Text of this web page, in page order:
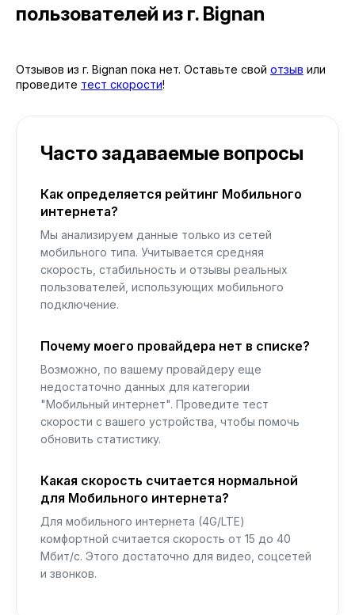
пользователей из г. Bignan
Отзывов из г. Bignan пока нет. Оставьте свой отзыв или
проведите тест скорости!
Часто задаваемые вопросы
Как определяется рейтинг Мобильного
интернета?
Мы анализируем данные только из сетей
мобильного типа. Учитывается средняя
скорость, стабильность и отзывы реальных
пользователей, использующих мобильного
подключение.
Почему моего провайдера нет в списке?
Возможно, по вашему провайдеру еще
недостаточно данных для категории
"Мобильный интернет". Проведите тест
скорости с вашего устройства, чтобы помочь
обновить статистику.
Какая скорость считается нормальной
для Мобильного интернета?
Для мобильного интернета (4G/LTE)
комфортной считается скорость от 15 до 40
Мбит/с. Этого достаточно для видео, соцсетей
и звонков.